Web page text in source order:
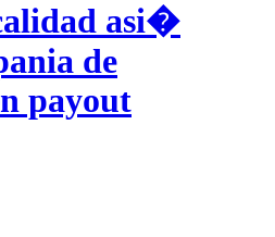
asi�
de
payout